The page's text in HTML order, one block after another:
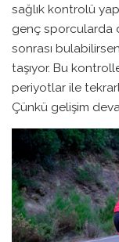
sağlık kontrolü
genç sporcularda
sonrası
taşıyor. Bu
periyotlar ile
Çünkü gelişim